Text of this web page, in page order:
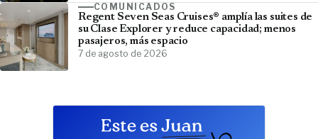
COMUNICADOS
Regent Seven Seas Cruises® amplía las suites de
su Clase Explorer y reduce capacidad; menos
pasajeros, más espacio
7 de agosto de 2026